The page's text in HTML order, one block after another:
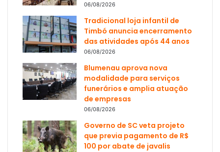
06/08/2026
Tradicional loja infantil de
Timbó anuncia encerramento
das atividades após 44 anos
06/08/2026
Blumenau aprova nova
modalidade para serviços
funerários e amplia atuação
de empresas
06/08/2026
Governo de SC veta projeto
que previa pagamento de R$
100 por abate de javalis